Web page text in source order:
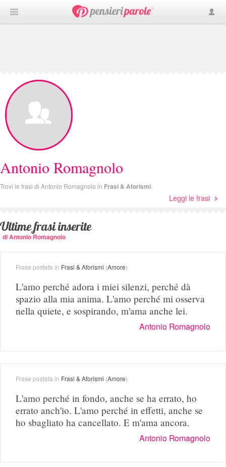
Antonio Romagnolo
Trovi le frasi di Antonio Romagnolo in Frasi & Aforismi
Leggi le frasi
Ultime frasi inserite
di Antonio Romagnolo
Frase postata in Frasi & Aforismi (Amore)
L'amo perché adora i miei silenzi, perché dà
spazio alla mia anima. L'amo perché mi osserva
nella quiete, e sospirando, m'ama anche lei.
Antonio Romagnolo
Frase postata in Frasi & Aforismi (Amore)
L'amo perché in fondo, anche se ha errato, ho
errato anch'io. L'amo perché in effetti, anche se
ho sbagliato ha cancellato. E m'ama ancora.
Antonio Romagnolo